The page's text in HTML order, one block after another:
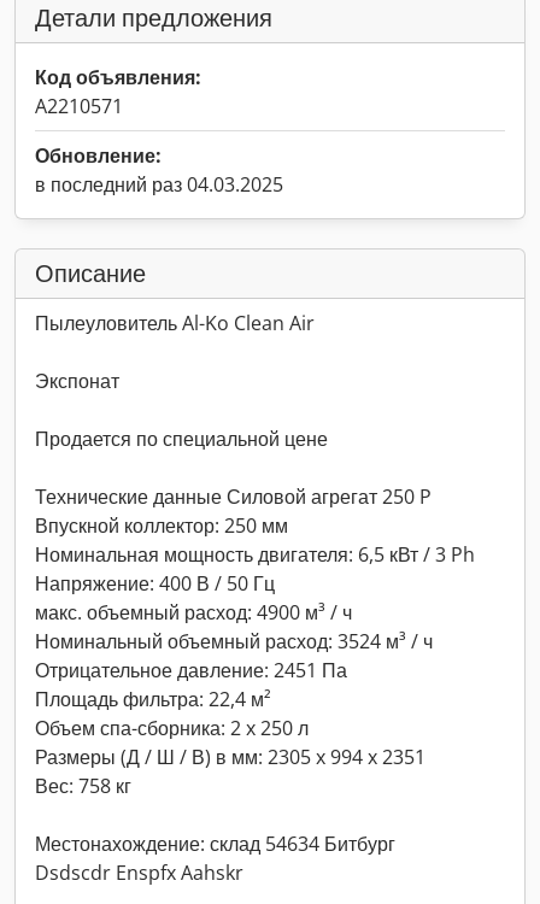
Детали предложения
Код объявления:
A2210571
Обновление:
в последний раз 04.03.2025
Описание
Пылеуловитель Al-Ko Clean Air
Экспонат
Продается по специальной цене
Технические данные Силовой агрегат 250 P
Впускной коллектор: 250 мм
Номинальная мощность двигателя: 6,5 кВт / 3 Ph
Напряжение: 400 В / 50 Гц
макс. объемный расход: 4900 м³ / ч
Номинальный объемный расход: 3524 м³ / ч
Отрицательное давление: 2451 Па
Площадь фильтра: 22,4 м²
Объем спа-сборника: 2 x 250 л
Размеры (Д / Ш / В) в мм: 2305 x 994 x 2351
Вес: 758 кг
Местонахождение: склад 54634 Битбург
Dsdscdr Enspfx Aahskr